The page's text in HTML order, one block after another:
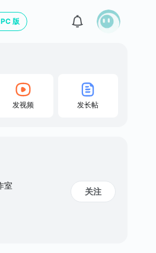
版
发视频 发长帖
室
关注